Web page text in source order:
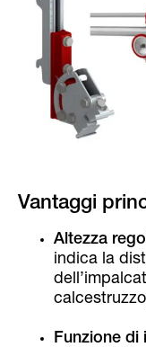
Vantaggi
Altezza
indica la
Funzione di